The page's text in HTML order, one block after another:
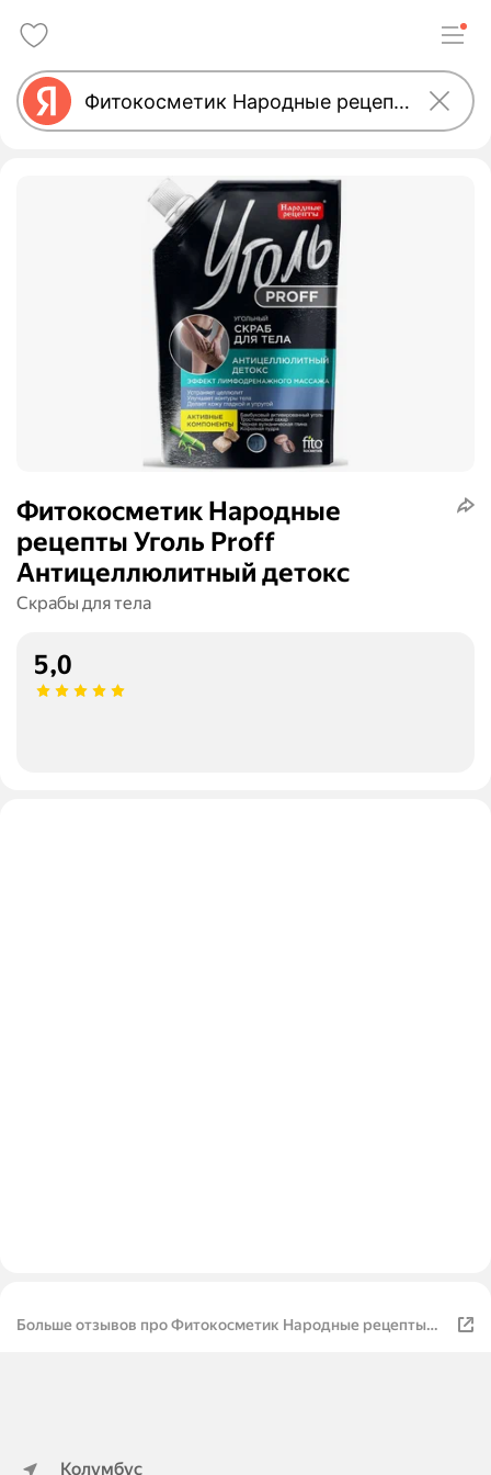
Фитокосметик Народные
рецепты Уголь Proff
Антицеллюлитный детокс
Скрабы для тела
5,0
Больше отзывов про Фитокосметик Народные рецепты
Колумбус